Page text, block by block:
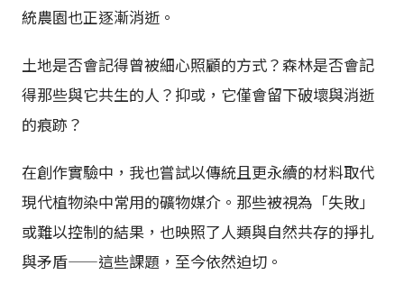
統農園也正逐漸消逝。
土地是否會記得曾被細心照顧的方式？森林是否會記
得那些與它共生的人？抑或，它僅會留下破壞與消逝
的痕跡？
在創作實驗中，我也嘗試以傳統且更永續的材料取代
現代植物染中常用的礦物媒介。那些被視為「失敗」
或難以控制的結果，也映照了人類與自然共存的掙扎
與矛盾——這些課題，至今依然迫切。